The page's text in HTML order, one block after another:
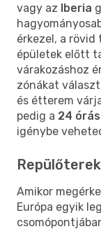
vagy az Iberia
érkezel, a rövid
épületek előtt
várakozáshoz
zónákat
és étterem
pedig a 24 órás
igénybe
Amikor
Európa egyik